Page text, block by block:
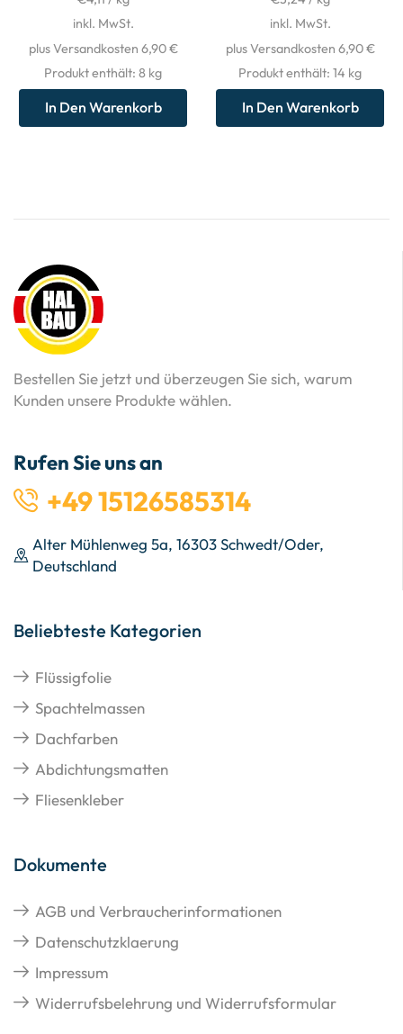
inkl. MwSt.
plus Versandkosten 6,90 €
Produkt enthält: 8 kg
In Den Warenkorb
inkl. MwSt.
plus Versandkosten 6,90 €
Produkt enthält: 14 kg
In Den Warenkorb
Bestellen Sie jetzt und überzeugen Sie sich, warum
Kunden unsere Produkte wählen.
Rufen Sie uns an
+49 15126585314
Alter Mühlenweg 5a, 16303 Schwedt/Oder,
Deutschland
Beliebteste Kategorien
Flüssigfolie
Spachtelmassen
Dachfarben
Abdichtungsmatten
Fliesenkleber
Dokumente
AGB und Verbraucherinformationen
Datenschutzklaerung
Impressum
Widerrufsbelehrung und Widerrufsformular